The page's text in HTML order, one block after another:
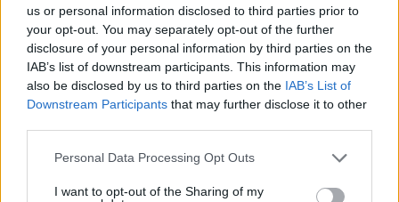
us or personal information disclosed to third parties prior to
your opt-out. You may separately opt-out of the further
disclosure of your personal information by third parties on the
IAB’s list of downstream participants. This information may
also be disclosed by us to third parties on the IAB’s List of
Downstream Participants that may further disclose it to other
Please note that this website/app uses one or more Google
not limited to your visit or usage behaviour. You may click to
Personal Data Processing Opt Outs
I want to opt-out of the Sharing of my